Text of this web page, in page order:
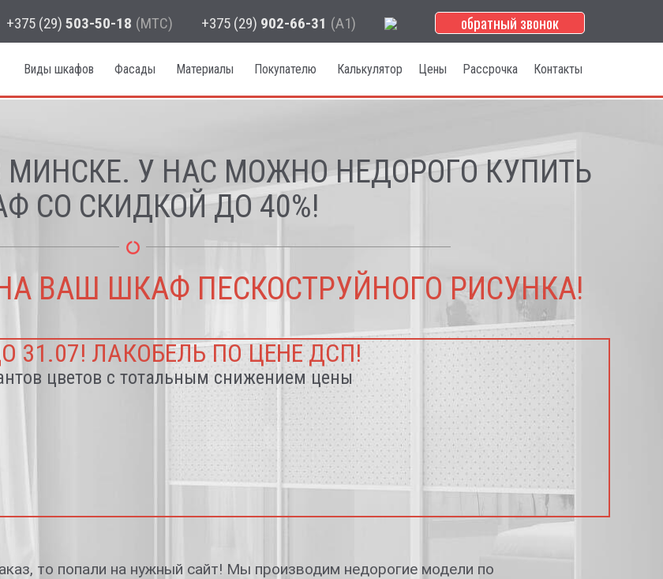
+375 (29) 503-50-18 (МТС) +375 (29) 902-66-31 (А1) обратный звонок
Виды шкафов Фасады Материалы Покупателю Калькулятор Цены Рассрочка Контакты
МИНСКЕ. У НАС МОЖНО НЕДОРОГО КУПИТЬ
СО СКИДКОЙ ДО 40%!
ВАШ ШКАФ ПЕСКОСТРУЙНОГО РИСУНКА!
31.07! ЛАКОБЕЛЬ ПО ЦЕНЕ ДСП!
цветов с тотальным снижением цены
то попали на нужный сайт! Мы производим недорогие модели по